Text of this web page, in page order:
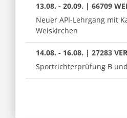
13.08. - 20.09. | 66709
Neuer API-Lehrgang mit
Weiskirchen
14.08. - 16.08. | 27283
Sportrichterprüfung B